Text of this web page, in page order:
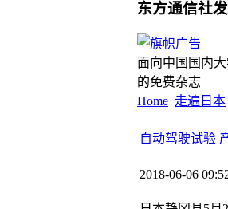
东方通信社
面向中国国内
的免费杂志
Home 走遍日本
自动驾驶试验
2018-06-06